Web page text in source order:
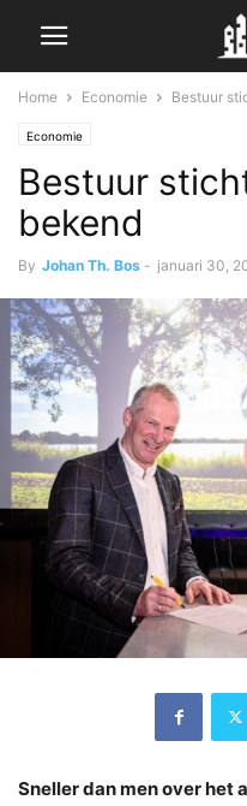
Home Economie Bestuur
Economie
Bestuur
bekend
By Johan Th. Bos - januari 30,
Sneller dan men over het